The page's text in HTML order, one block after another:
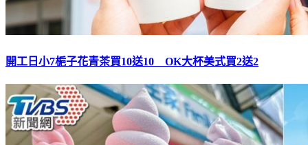
開工日小7梔子花青茶買10送10 OK大杯美式買2送2